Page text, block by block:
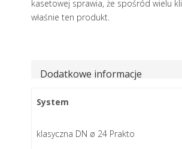
kasetowej sprawia, że spośród wielu
właśnie ten produkt.
Dodatkowe informacje
System
klasyczna DN ø 24 Prakto